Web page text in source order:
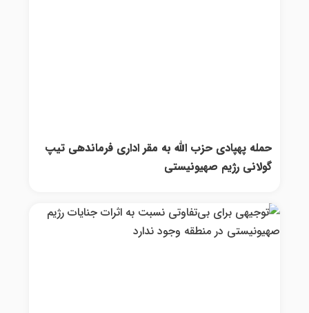
حمله پهپادی حزب الله به مقر اداری فرماندهی تیپ
گولانی رژیم صهیونیستی